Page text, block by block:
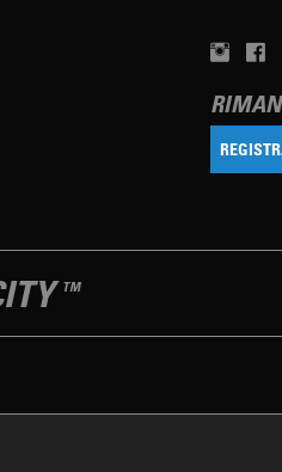
TM